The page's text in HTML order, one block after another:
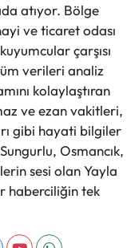
atıyor. Bölge
ve ticaret odası
çarşısı
verileri analiz
kolaylaştıran
ve ezan vakitleri,
gibi hayati bilgiler
Osmancık,
sesi olan Yayla
haberciliğin tek